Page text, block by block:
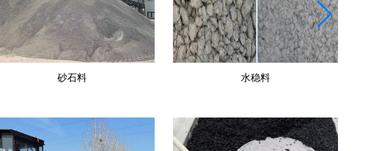
砂石料 水稳料